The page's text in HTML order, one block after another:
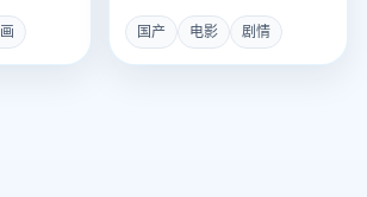
上我”。
攀爬的是阶级之墙。
国产 电影 剧情